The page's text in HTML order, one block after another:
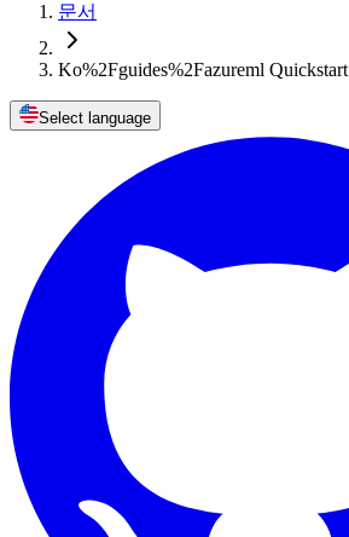
문서
Ko%2Fguides%2Fazureml Quickstart
Select language